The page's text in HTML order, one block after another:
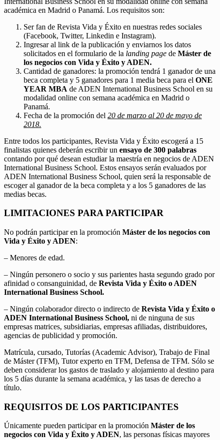
académica en Madrid o Panamá. Los requisitos son:
Ser fan de Revista Vida y Éxito en nuestras redes sociales
(Facebook, Twitter, Linkedin e Instagram).
Ingresar al link de la publicación y enviarnos los datos
solicitados en el formulario de la landing page de Máster de
los negocios con Vida y Éxito y ADEN.
Cantidad de ganadores: la promoción tendrá 1 ganador de una
beca completa y 5 ganadores para 1 media beca para el ONE
YEAR MBA de ADEN International Business School en su
modalidad online con semana académica en Madrid o
Panamá.
Fecha de la promoción del 20 de marzo al 20 de mayo de
2018.
Entre todos los participantes, Revista Vida y Éxito escogerá a 15
finalistas quienes deberán escribir un ensayo de 300 palabras
contando por qué desean estudiar la maestría en negocios de ADEN
International Business School. Estos ensayos serán evaluados por
ADEN International Business School, quien será la responsable de
escoger al ganador de la beca completa y a los 5 ganadores de las
medias becas.
LIMITACIONES PARA PARTICIPAR
No podrán participar en la promoción Máster de los negocios con
Vida y Éxito y ADEN:
– Menores de edad.
– Ningún personero o socio y sus parientes hasta segundo grado por
afinidad o consanguinidad, de Revista Vida y Éxito o ADEN
International Business School.
– Ningún colaborador directo o indirecto de Revista Vida y Éxito o
ADEN International Business School, ni de ninguna de sus
empresas matrices, subsidiarias, empresas afiliadas, distribuidores,
agencias de publicidad y promoción.
Matrícula, cursado, Tutorías (Academic Advisor), Trabajo de Final
de Máster (TFM), Tutor experto en TFM, Defensa de TFM. Sólo se
deben considerar los gastos de traslado y alojamiento al destino para
los 5 días durante la semana académica, y las tasas de derecho a
título.
REQUISITOS DE LOS PARTICIPANTES
Únicamente pueden participar en la promoción Máster de los
negocios con Vida y Éxito y ADEN, las personas físicas mayores